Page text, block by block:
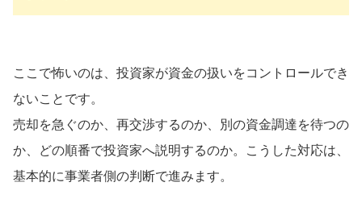
ここで怖いのは、投資家が資金の扱いをコントロールでき
ないことです。
売却を急ぐのか、再交渉するのか、別の資金調達を待つの
か、どの順番で投資家へ説明するのか。こうした対応は、
基本的に事業者側の判断で進みます。